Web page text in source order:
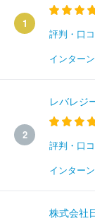
1
評判・口コ
インター
2
レバレジ
評判・口コ
インター
株式会社